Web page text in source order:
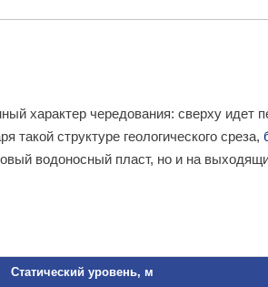
характер чередования: сверху идет
структуре геологического среза,
водоносный пласт, но и на
Статический уровень, м